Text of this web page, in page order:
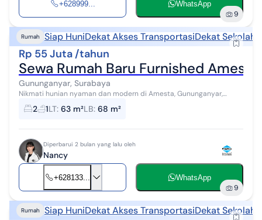
+628999... WhatsApp
9
Rumah Siap HuniDekat Akses TransportasiDekat Sekolah
Rp 55 Juta /tahun
Sewa Rumah Baru Furnished
Gununganyar, Surabaya
Nikmati hunian nyaman dan modern di Amesta, Gununganyar,
Surabaya. Rumah 2 lantai yang baru dibangun dan fully furnished ini
menawarkan 2 kamar tid...
2 1LT: 63 m²LB: 68 m²
Diperbarui 2 bulan yang lalu oleh
Nancy
+628133... WhatsApp
9
Rumah Siap HuniDekat Akses TransportasiDekat Sekolah